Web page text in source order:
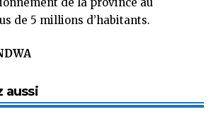
de 5 millions d’habitants.
aussi